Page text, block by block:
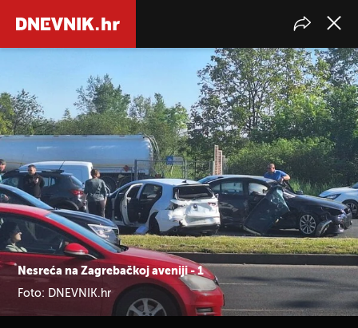
Nesreća na Zagrebačkoj aveniji - 1
Foto: DNEVNIK.hr